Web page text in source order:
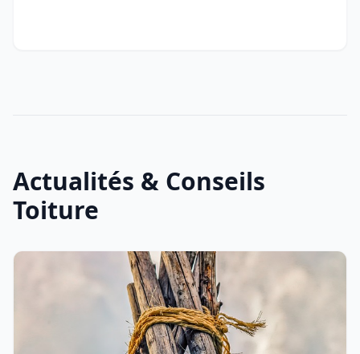
Actualités & Conseils
Toiture